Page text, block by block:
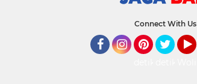
Connect With Us